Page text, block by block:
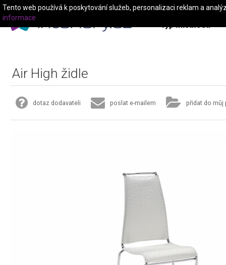
Typ místnosti
Air High židle
dotaz dodavateli poslat e-mailem přidat do můj
Tento web používá k poskytování služeb, personalizaci reklam a
informace